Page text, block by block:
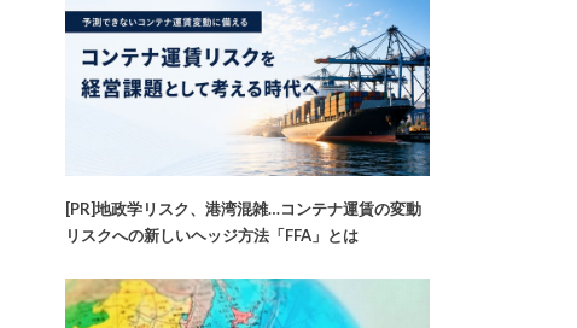
[PR]地政学リスク、港湾混雑…コンテナ運賃の変動
リスクへの新しいヘッジ方法「FFA」とは